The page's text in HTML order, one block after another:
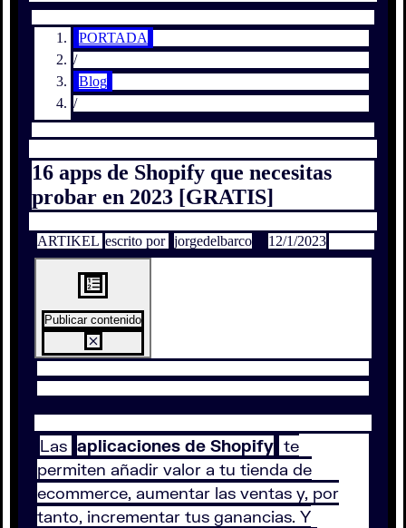
PORTADA
/
Blog
/
16 apps de Shopify que necesitas
probar en 2023 [GRATIS]
ARTIKEL escrito por jorgedelbarco 12/1/2023
Publicar contenido
Las aplicaciones de Shopify te
permiten añadir valor a tu tienda de
ecommerce, aumentar las ventas y, por
tanto, incrementar tus ganancias. Y